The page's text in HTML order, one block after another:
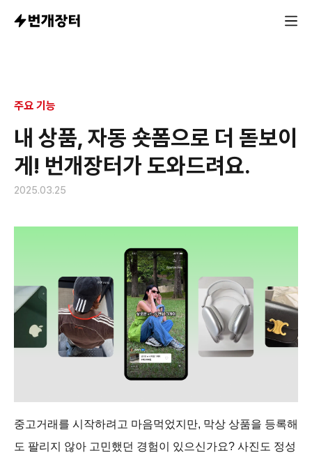
주요 기능
내 상품, 자동 숏폼으로 더 돋보이
게! 번개장터가 도와드려요.
2025.03.25
중고거래를 시작하려고 마음먹었지만, 막상 상품을 등록해
도 팔리지 않아 고민했던 경험이 있으신가요? 사진도 정성